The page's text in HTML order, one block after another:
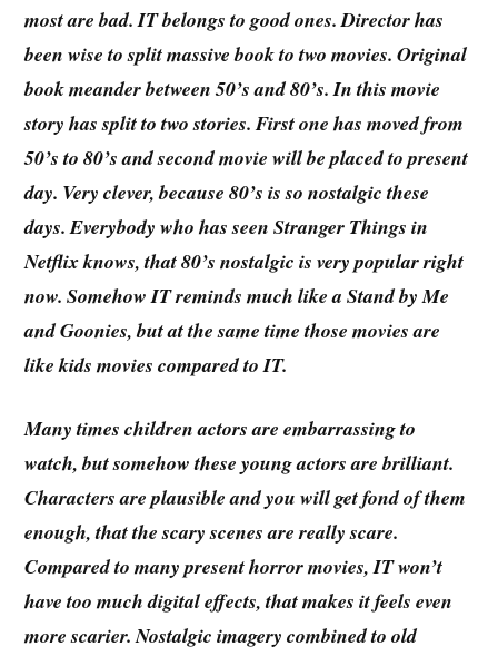
most are bad. IT belongs to good ones. Director has
been wise to split massive book to two movies. Original
book meander between 50’s and 80’s. In this movie
story has split to two stories. First one has moved from
50’s to 80’s and second movie will be placed to present
day. Very clever, because 80’s is so nostalgic these
days. Everybody who has seen Stranger Things in
Netflix knows, that 80’s nostalgic is very popular right
now. Somehow IT reminds much like a Stand by Me
and Goonies, but at the same time those movies are
like kids movies compared to IT.
Many times children actors are embarrassing to
watch, but somehow these young actors are brilliant.
Characters are plausible and you will get fond of them
enough, that the scary scenes are really scare.
Compared to many present horror movies, IT won’t
have too much digital effects, that makes it feels even
more scarier. Nostalgic imagery combined to old